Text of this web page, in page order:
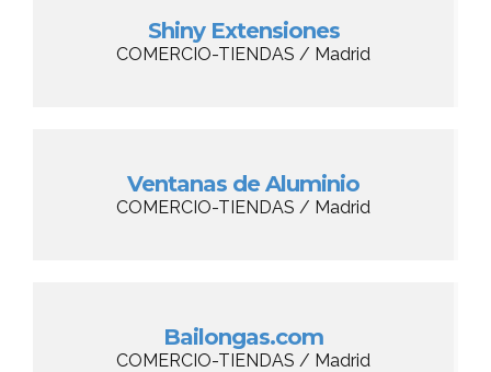
Shiny Extensiones
COMERCIO-TIENDAS / Madrid
Ventanas de Aluminio
COMERCIO-TIENDAS / Madrid
Bailongas.com
COMERCIO-TIENDAS / Madrid